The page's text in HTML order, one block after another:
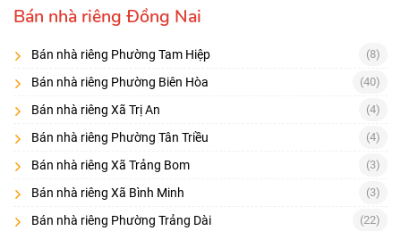
khu dân cư ổn định, tiện ích gần, nhà ít sửa
Mua cho thuê:gần trục giao thông, khu có nhu cầu thuê cao
Mua nâng cấp:
nhà cũ giá tốt, pháp lý sạch, dễ cải tạo
Checklist 8 điểm trước khi đặt cọc
Chủ sở hữu/đồng sở hữu trên sổ
Diện tích thực tế – ranh mốc
Bán nhà riêng Đồng Nai
Bán nhà riêng Phường Tam Hiệp (8)
Bán nhà riêng Phường Biên Hòa (40)
Bán nhà riêng Xã Trị An (4)
Bán nhà riêng Phường Tân Triều (4)
Bán nhà riêng Xã Trảng Bom (3)
Bán nhà riêng Xã Bình Minh (3)
Bán nhà riêng Phường Trảng Dài (22)